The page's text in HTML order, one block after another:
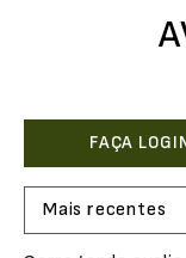
Mais recentes